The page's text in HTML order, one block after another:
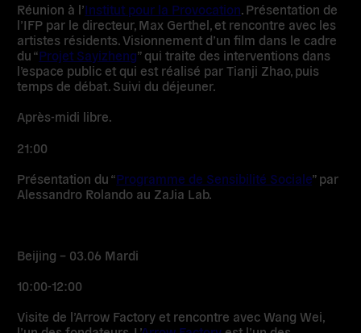
Réunion à l’Institut pour la Provocation. Présentation de
l’IFP par le directeur, Max Gerthel, et rencontre avec les
artistes résidents. Visionnement d’un film dans le cadre
du “Projet Sayizheng” qui traite des interventions dans
l’espace public et qui est réalisé par Tianji Zhao, puis
temps de débat. Suivi du déjeuner.
Après-midi libre.
21:00
Présentation du “Programme de Sensibilité Sociale” par
Alessandro Rolando au ZaJia Lab.
Beijing – 03.06 Mardi
10:00-12:00
Visite de l’Arrow Factory et rencontre avec Wang Wei,